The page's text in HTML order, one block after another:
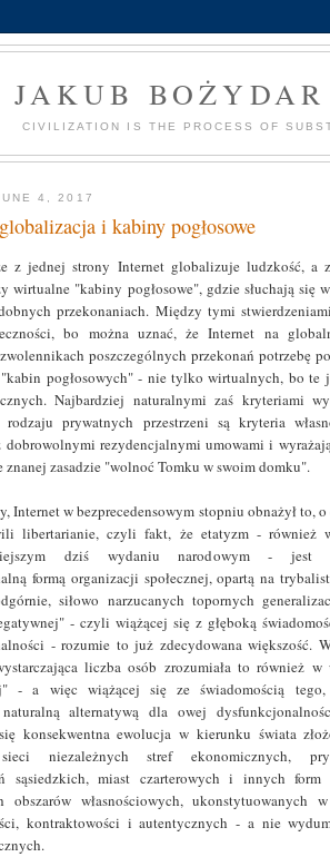
JAKUB
CIVILIZATION IS THE PROCESS OF
4, 2017
i kabiny pogłosowe
z jednej strony Internet globalizuje ludzkość, a
wirtualne "kabiny pogłosowe", gdzie słuchają się
przekonaniach. Między tymi
bo można uznać, że Internet na
poszczególnych przekonań potrzebę
pogłosowych" - nie tylko wirtualnych, bo te
Najbardziej naturalnymi zaś kryteriami
prywatnych przestrzeni są kryteria
dobrowolnymi rezydencjalnymi umowami i
znanej zasadzie "wolnoć Tomku w swoim domku".
Internet w bezprecedensowym stopniu obnażył to,
libertarianie, czyli fakt, że etatyzm - również
dziś wydaniu narodowym - jest
formą organizacji społecznej, opartą na
siłowo narzucanych topornych
- czyli wiążącej się z głęboką
- rozumie to już zdecydowana większość.
liczba osób zrozumiała to również w
- a więc wiążącej się ze świadomością
alternatywą dla owej
konsekwentna ewolucja w kierunku świata
niezależnych stref ekonomicznych,
sąsiedzkich, miast czarterowych i innych form
obszarów własnościowych, ukonstytuowanych
kontraktowości i autentycznych - a nie